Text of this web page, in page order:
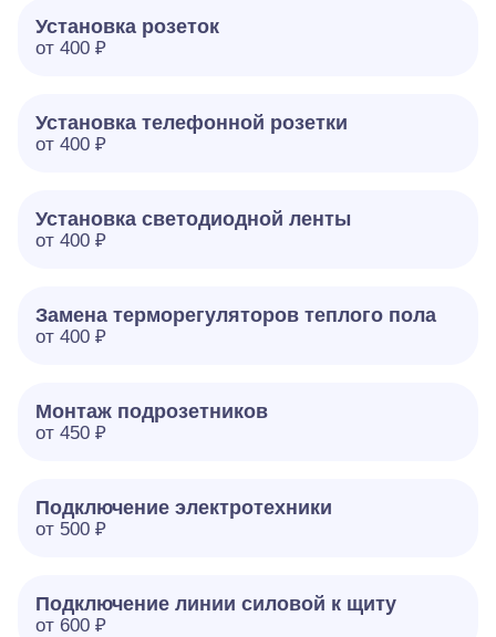
Установка розеток
от 400 ₽
Установка телефонной розетки
от 400 ₽
Установка светодиодной ленты
от 400 ₽
Замена терморегуляторов теплого пола
от 400 ₽
Монтаж подрозетников
от 450 ₽
Подключение электротехники
от 500 ₽
Подключение линии силовой к щиту
от 600 ₽